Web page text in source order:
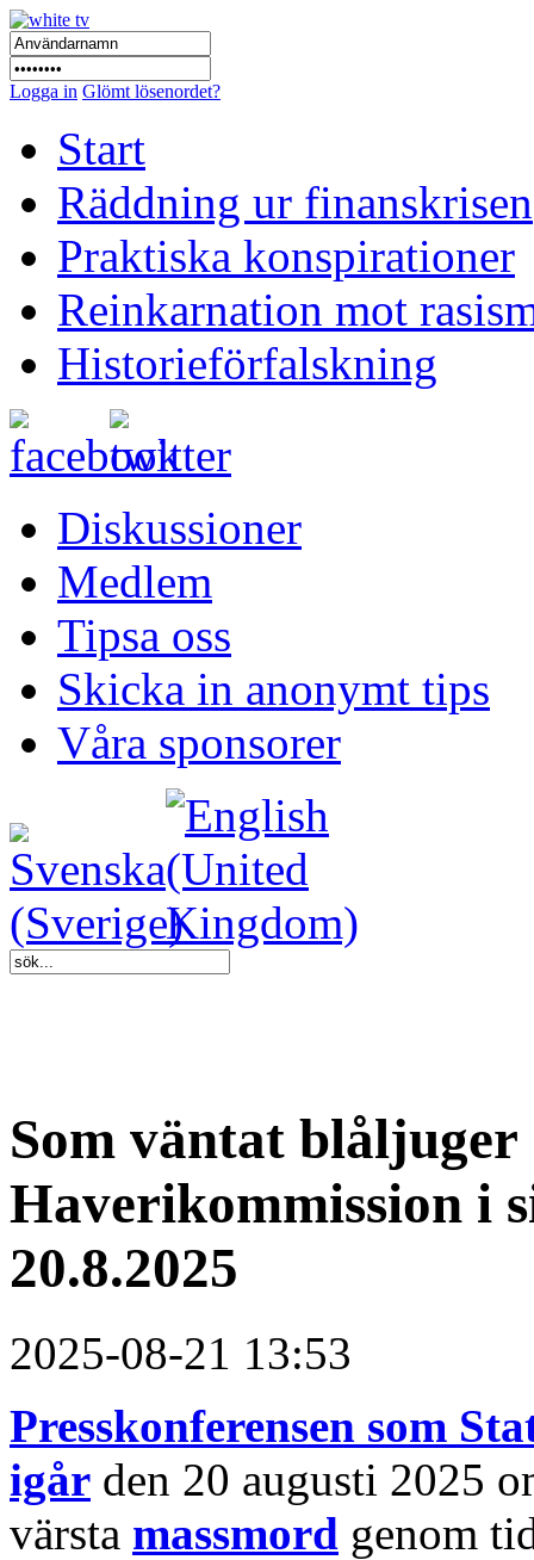
Logga in Glömt lösenordet?
Start
Räddning ur finanskrisen
Praktiska konspirationer
Reinkarnation mot
Historieförfalskning
Diskussioner
Medlem
Tipsa oss
Skicka in anonymt tips
Våra sponsorer
Som väntat blåljuger
Haverikommission i
20.8.2025
2025-08-21 13:53
Presskonferensen som
igår den 20 augusti 2025
värsta massmord genom